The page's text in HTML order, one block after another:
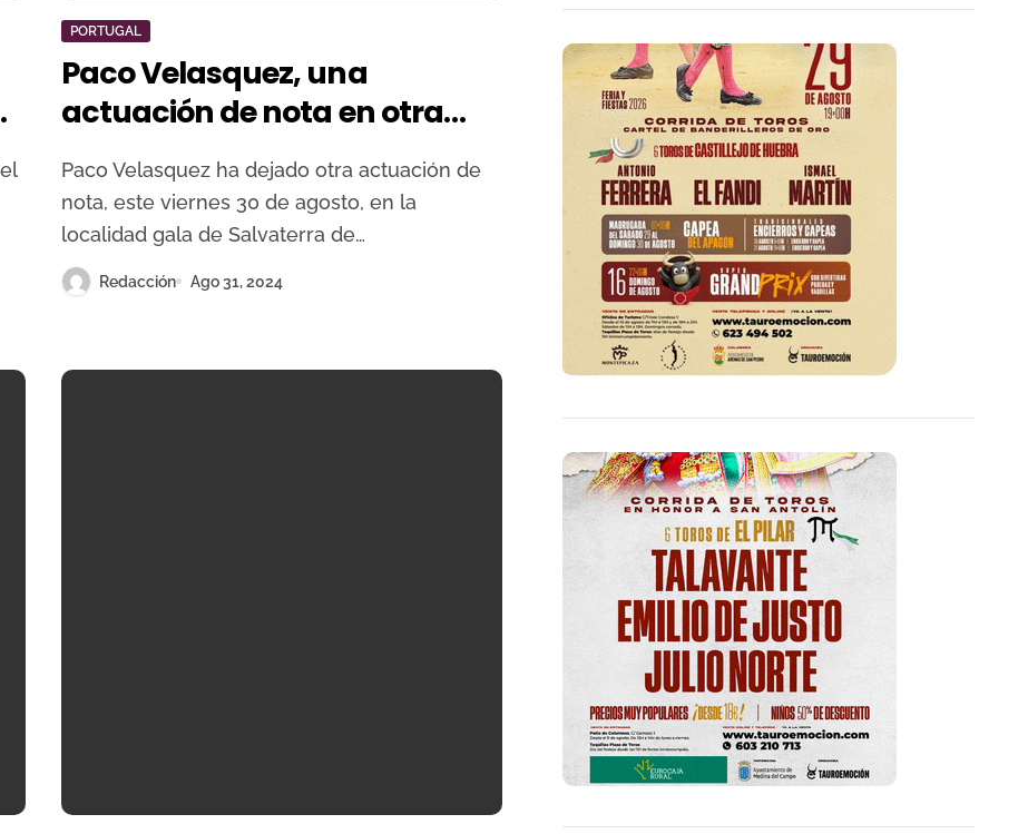
PORTUGAL
Paco Velasquez, una
actuación de nota en otra
emotiva despedida a Rui
Salvador en Salvaterra de
Magos
Paco Velasquez ha dejado otra actuación de
nota, este viernes 30 de agosto, en la
localidad gala de Salvaterra de…
Redacción Ago 31, 2024